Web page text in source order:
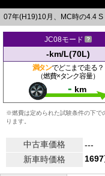
07年(H19)10月、MC時の4.4 S
JC08モード
-km/L(70L)
満タンでどこまで走る？
（燃費×タンク容量）
- km
※燃費は定められた試験条件の下で
ります。
中古車価格
---
新車時価格
1697